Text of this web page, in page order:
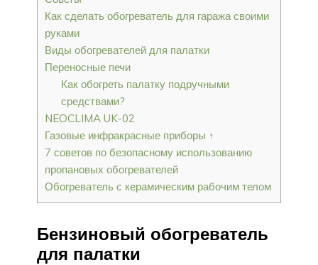
Как сделать обогреватель для гаража своими
руками
Виды обогревателей для палатки
Переносные печи
Как обогреть палатку подручными
средствами?
NEOCLIMA UK-02
Газовые инфракрасные приборы ↑
7 советов по безопасному использованию
пропановых обогревателей
Обогреватель с керамическим рабочим телом
Бензиновый обогреватель
для палатки